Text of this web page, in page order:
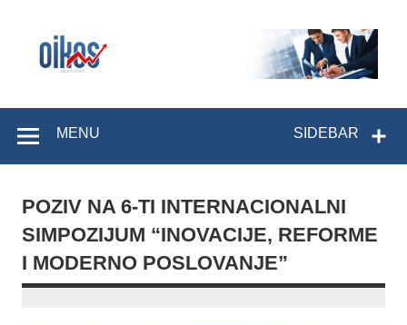
SIDEBAR
MENU
POZIV NA 6-TI INTERNACIONALNI
SIMPOZIJUM “INOVACIJE, REFORME
I MODERNO POSLOVANJE”